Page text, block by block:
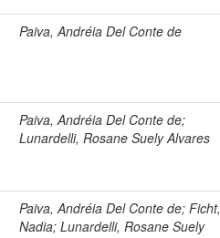
Paiva, Andréia Del Conte de
Paiva, Andréia Del Conte de;
Lunardelli, Rosane Suely Alvares
Paiva, Andréia Del Conte de; Ficht,
Nadia; Lunardelli, Rosane Suely